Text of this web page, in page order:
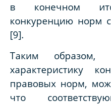
в конечном
конкуренцию норм
[9].
Таким образом,
характеристику
правовых норм,
что